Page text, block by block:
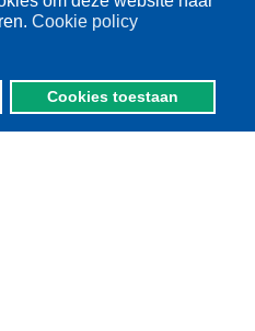
Cookie policy
Cookies toestaan